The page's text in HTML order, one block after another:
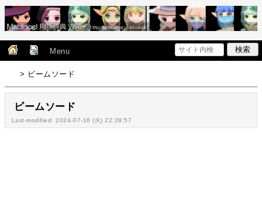
Menu
> ビームソード
ビームソード
Last-modified: 2024-07-16 (火) 22:29:57